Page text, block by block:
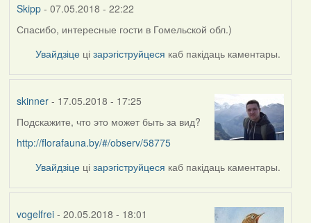
Erdmann
Skipp- 07.05.2018 - 22:22
In
reply
by
Erdmann
Спасибо, интересные гости в Гомельской обл.)
Увайдзіце цізарэгіструйцеся каб пакідаць каментары.
skinner- 17.05.2018 - 17:25
Подскажите, что это может быть за вид?
http://florafauna.by/#/observ/58775
Увайдзіце цізарэгіструйцеся каб пакідаць каментары.
vogelfrei- 20.05.2018 - 18:01